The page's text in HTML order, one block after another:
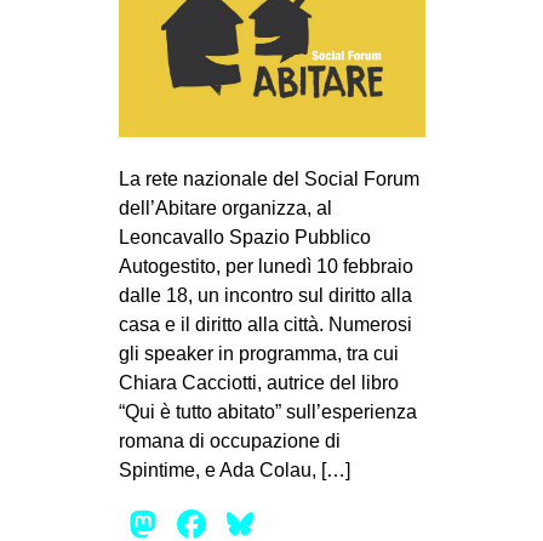
ARTE
CINEMA
MANIFESTI
MUSICA
RECENSIONI
INTERNAZIONALE
AFRICA
ESTREMO ORIENTE
EUROPA
MEDIO ORIENTE
MONDO
EVENTI
La rete nazionale del Social Forum
dell’Abitare organizza, al
Leoncavallo Spazio Pubblico
Autogestito, per lunedì 10 febbraio
dalle 18, un incontro sul diritto alla
casa e il diritto alla città. Numerosi
gli speaker in programma, tra cui
Chiara Cacciotti, autrice del libro
“Qui è tutto abitato” sull’esperienza
romana di occupazione di
Spintime, e Ada Colau, […]
Mastodon
Facebook